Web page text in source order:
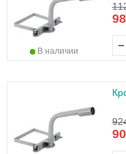
В наличии